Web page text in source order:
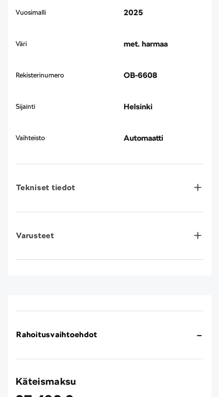
Vuosimalli 2025
Väri met. harmaa
Rekisterinumero OB-6608
Sijainti Helsinki
Vaihteisto Automaatti
Tekniset tiedot
Varusteet
Rahoitusvaihtoehdot
Käteismaksu